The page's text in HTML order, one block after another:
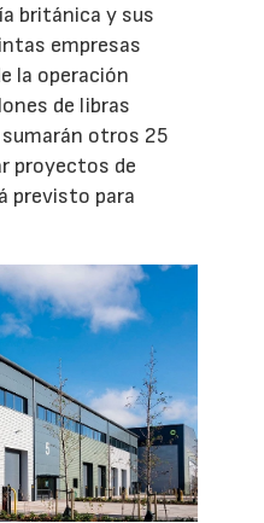
británica y sus
empresas
la operación
de libras
otros 25
proyectos de
previsto para